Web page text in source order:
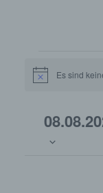
für
August
HinweisEs sind